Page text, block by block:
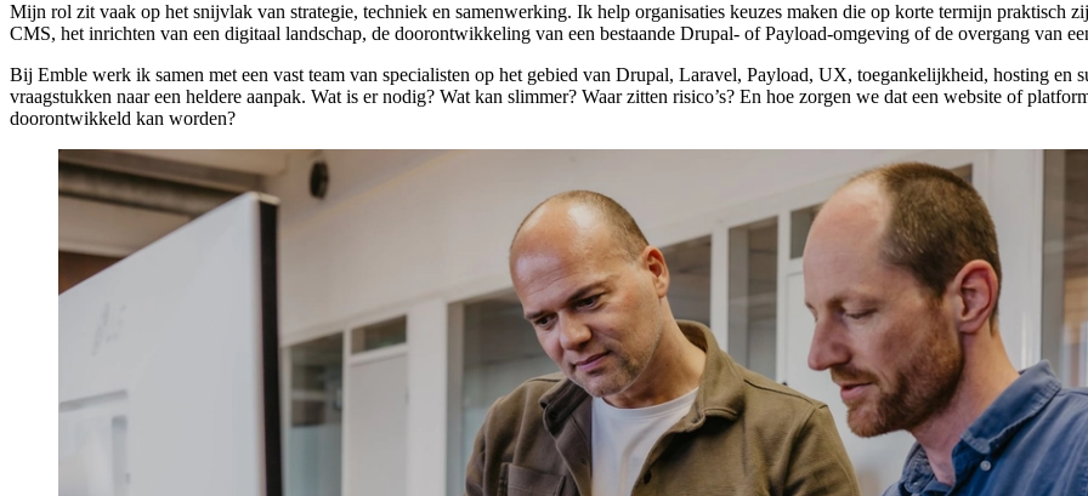
Mijn rol zit vaak op het snijvlak van strategie, techniek en samenwerking. Ik help organisaties keuzes maken die op korte termijn praktisch
CMS, het inrichten van een digitaal landschap, de doorontwikkeling van een bestaande Drupal- of Payload-omgeving of de overgang van
Bij Emble werk ik samen met een vast team van specialisten op het gebied van Drupal, Laravel, Payload, UX, toegankelijkheid, hosting
vraagstukken naar een heldere aanpak. Wat is er nodig? Wat kan slimmer? Waar zitten risico’s? En hoe zorgen we dat een website of
doorontwikkeld kan worden?